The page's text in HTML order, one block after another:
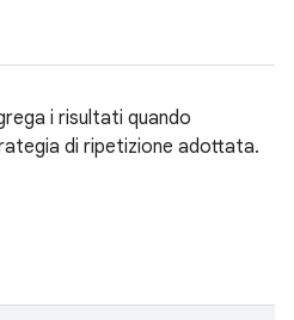
i risultati quando
di ripetizione adottata.